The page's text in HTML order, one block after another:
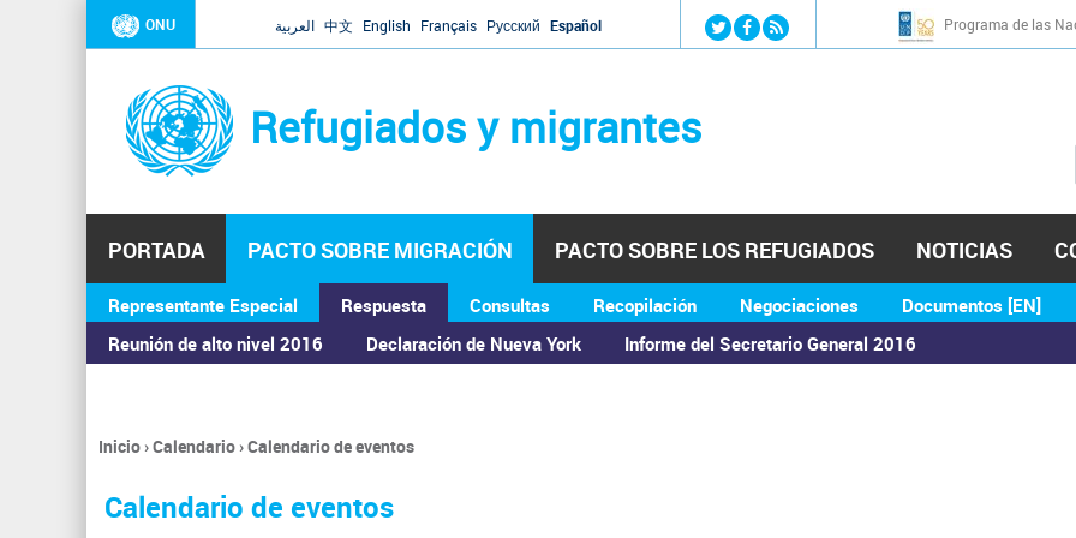
Jump to navigation
ONU العربية 中文 English Français Русский Español Programa de las
Refugiados y migrantes
PORTADA PACTO SOBRE MIGRACIÓN
Representante Especial
Respuesta
Reunión de alto nivel 2016
Declaración de Nueva York Informe del Secretario General 2016
Consultas Recopilación Negociaciones Documentos [EN]
PACTO SOBRE LOS REFUGIADOS NOTICIAS
ASAMBLEA GENERAL
Se
encuentra
usted
Inicio›Calendario›Calendario de eventos
Calendario de eventos